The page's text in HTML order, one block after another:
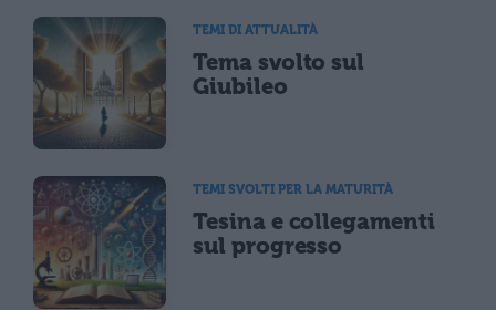
TEMI DI ATTUALITÀ
Tema svolto sul
Giubileo
TEMI SVOLTI PER LA MATURITÀ
Tesina e collegamenti
sul progresso